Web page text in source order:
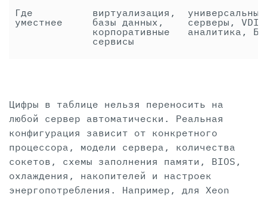
Где
уместнее
виртуализация,
базы данных,
корпоративные
сервисы
универсальные
серверы, VDI,
аналитика, БД
Цифры в таблице нельзя переносить на
любой сервер автоматически. Реальная
конфигурация зависит от конкретного
процессора, модели сервера, количества
сокетов, схемы заполнения памяти, BIOS,
охлаждения, накопителей и настроек
энергопотребления. Например, для Xeon